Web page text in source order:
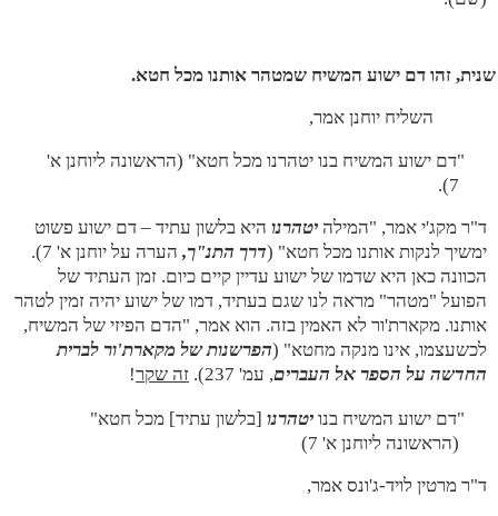
השליח יוחנן אמר,
"דם ישוע המשיח בנו יטהרנו מכל חטא" (הראשונה ליוחנן א'
7).
ד"ר מקג'י אמר, "המילה יטהרנו היא בלשון עתיד – דם ישוע פשוט
ימשיך לנקות אותנו מכל חטא" (דרך התנ"ך,
הערה על יוחנן א' 7).
הכוונה כאן היא שדמו של ישוע עדיין קיים כיום. זמן העתיד של
הפועל "מטהר" מראה לנו שגם בעתיד, דמו של ישוע יהיה זמין לטהר
אותנו. מקארת'ור לא האמין בזה. הוא אמר, "הדם הפיזי של המשיח,
לכשעצמו, אינו מנקה מחטא" (הפרשנות של מקארת'ור לברית
החדשה על הספר אל העברים, עמ' 237). זה שקר!
"דם ישוע המשיח בנויטהרנו [בלשון עתיד] מכל חטא"
(הראשונה ליוחנן א' 7)
ד"ר מרטין לויד-ג'ונס אמר,